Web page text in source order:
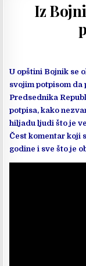
Iz
U opštini Bojnik se
svojim potpisom
Predsednika
potpisa, kako
hiljadu ljudi što je
Čest komentar koji
godine i sve što je